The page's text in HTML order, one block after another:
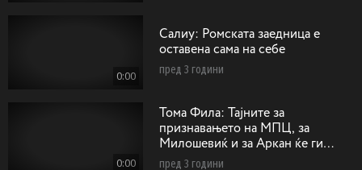
0:00
Салиу: Ромската заедница е
оставена сама на себе
пред 3 години
0:00
Тома Фила: Тајните за
признавањето на МПЦ, за
Милошевиќ и за Аркан ќе ги
однесам горе кај Господ
пред 3 години